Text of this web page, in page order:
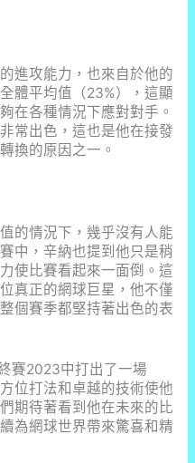
進攻能力，也來自於他的
體平均值（23%），這顯
在各種情況下應對對手。
常出色，這也是他在接發
換的原因之一。
的情況下，幾乎沒有人能
中，辛納也提到他只是稍
使比賽看起來一面倒。這
真正的網球巨星，他不僅
個賽季都堅持著出色的表
賽2023中打出了一場
位打法和卓越的技術使他
期待著看到他在未來的比
為網球世界帶來驚喜和精